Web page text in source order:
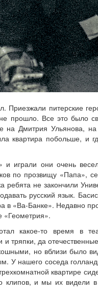
Приезжали питерские
прошло. Все это было
на Дмитрия Ульянова,
квартира побольше, и
играли они очень
по прозвищу «Папа»,
не закончили
русский язык.
в «Ва-Банке». Недавно
«Геометрия».
какое-то время в
тряпки, да
но вблизи было
У нашего соседа
квартире
клипов, и мы их видели